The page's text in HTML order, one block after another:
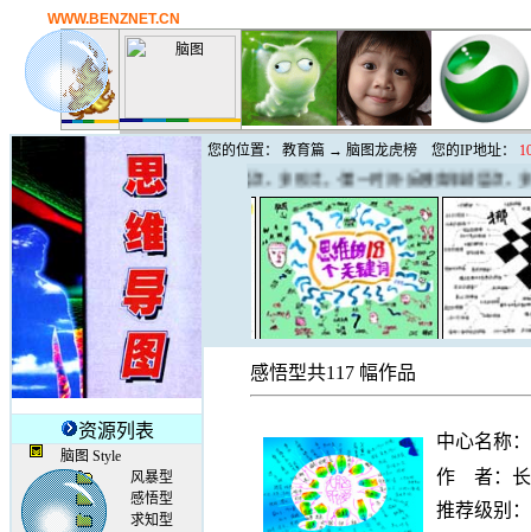
WWW.BENZNET.CN
资源列表
脑图 Style
风暴型
感悟型
求知型
您的位置： 教育篇 → 脑图龙虎榜 您的IP地址：
《思维天天新》，多渠道、多层次、多形式，“第一时间”反映各年龄层次、多知识